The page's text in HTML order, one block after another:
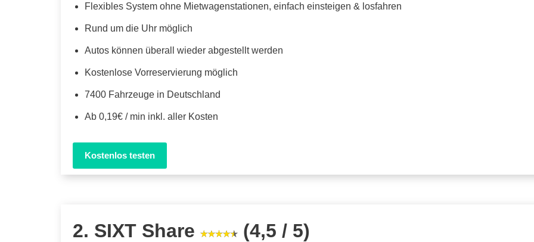
Flexibles System ohne Mietwagenstationen, einfach einsteigen & losfahren
Rund um die Uhr möglich
Autos können überall wieder abgestellt werden
Kostenlose Vorreservierung möglich
7400 Fahrzeuge in Deutschland
Ab 0,19€ / min inkl. aller Kosten
Kostenlos testen
2. SIXT Share (4,5 / 5)